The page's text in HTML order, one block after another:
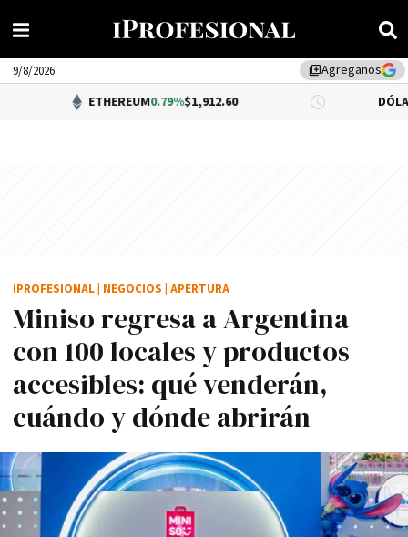
library_addAgreganos
9/8/2026
ETHEREUM0.79%$1,912.60 DÓLAR BNA
Miniso regresa a Argentina
con 100 locales y productos
accesibles: qué venderán,
cuándo y dónde abrirán
IPROFESIONAL NEGOCIOS APERTURA